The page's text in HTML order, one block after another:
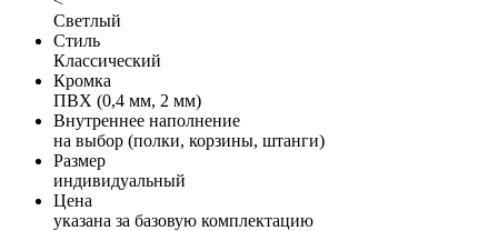
Светлый
Стиль
Классический
Кромка
ПВХ (0,4 мм, 2 мм)
Внутреннее наполнение
на выбор (полки, корзины, штанги)
Размер
индивидуальный
Цена
указана за базовую комплектацию